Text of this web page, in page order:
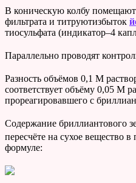
В коническую колбу
фильтрата и титруютизбыток
тиосульфата (индикатор–4
Параллельно проводят
Разность объёмов 0,1 М
соответствует объёму 0,05 М
прореагировавшего с
Содержание бриллиантового
пересчёте на сухое вещество в
формуле: